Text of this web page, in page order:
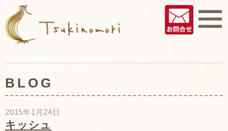
BLOG
2015年1月24日
キッシュ